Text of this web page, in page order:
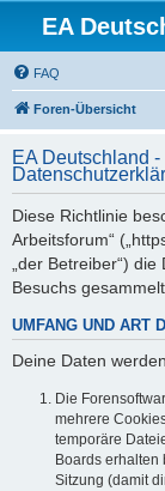
EA
FAQ
Foren-Übersicht
EA Deutschland
Diese Richtlinie
Arbeitsforum“
„der Betreiber“)
Besuchs
UMFANG UND ART
Deine Daten
Die
mehrere
temporäre
Boards
Sitzung (damit